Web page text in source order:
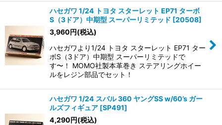
ハセガワ 1/24 トヨタ スターレット EP71 ターボ
S（3ドア）中期型 スーパーリミテッド [20508]
3,960円(税込)
ハセガワより1/24 トヨタ スターレット EP71 ター
ボS（3ドア）中期型 スーパーリミテッドで
す〜！ MOMO社製本革巻き ステアリングホイー
ルをレジン部品でセット！
ハセガワ 1/24 スバル 360 ヤングSS w/60’s ガー
ルズフィギュア [SP491]
4,290円(税込)